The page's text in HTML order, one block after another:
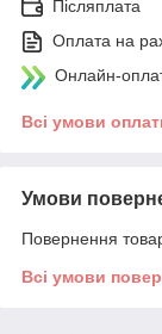
Післяплата
Оплата на
Онлайн-
Всі умови
Умови
Повернення
Всі умови